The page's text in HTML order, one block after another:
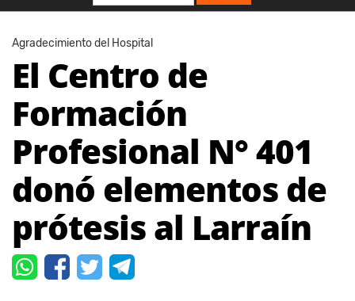
Agradecimiento del Hospital
El Centro de
Formación
Profesional N° 401
donó elementos de
prótesis al Larraín